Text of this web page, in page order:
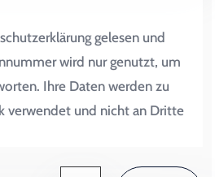
gelesen und
wird nur genutzt, um
Ihre Daten werden zu
verwendet und nicht an Dritte